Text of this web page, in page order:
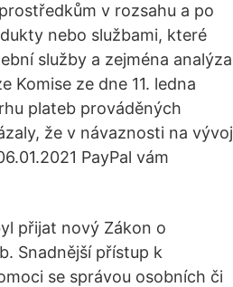
v rozsahu a po
nebo službami, které
služby a zejména analýza
Komise ze dne 11. ledna
plateb prováděných
že v návaznosti na vývoj
PayPal vám
přijat nový Zákon o
Snadnější přístup k
se správou osobních či